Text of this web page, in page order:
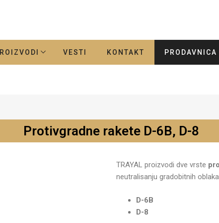
VESTI KONTAKT PRODAVNICA
Protivgradne rakete D-6B, D-8
TRAYAL proizvodi dve vrste
neutralisanju gradobitnih
D-6B
D-8